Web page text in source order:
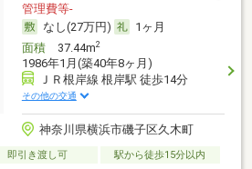
管理費等-
なし(27万円)
1ヶ月
面積37.44m2
1986年1月(築40年8ヶ月)
ＪＲ根岸線 根岸駅 徒歩14分
その他の交通
神奈川県横浜市磯子区久木町
即引き渡し可 駅から徒歩15分以内